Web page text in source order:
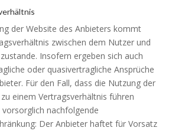
der Website des Anbieters kommt
zwischen dem Nutzer und
Insofern ergeben sich auch
oder quasivertragliche Ansprüche
Für den Fall, dass die Nutzung der
einem Vertragsverhältnis führen
nachfolgende
Der Anbieter haftet für Vorsatz